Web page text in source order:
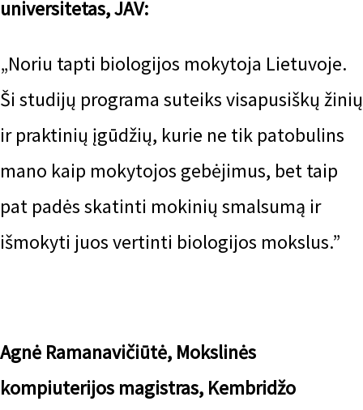
universitetas, JAV:
„Noriu tapti biologijos mokytoja Lietuvoje.
Ši studijų programa suteiks visapusiškų žinių
ir praktinių įgūdžių, kurie ne tik patobulins
mano kaip mokytojos gebėjimus, bet taip
pat padės skatinti mokinių smalsumą ir
išmokyti juos vertinti biologijos mokslus.”
Agnė Ramanavičiūtė, Mokslinės
kompiuterijos magistras, Kembridžo